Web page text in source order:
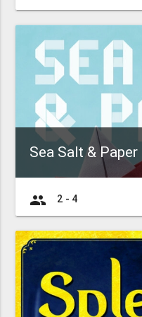
Sea Salt & Paper
group 2 - 4